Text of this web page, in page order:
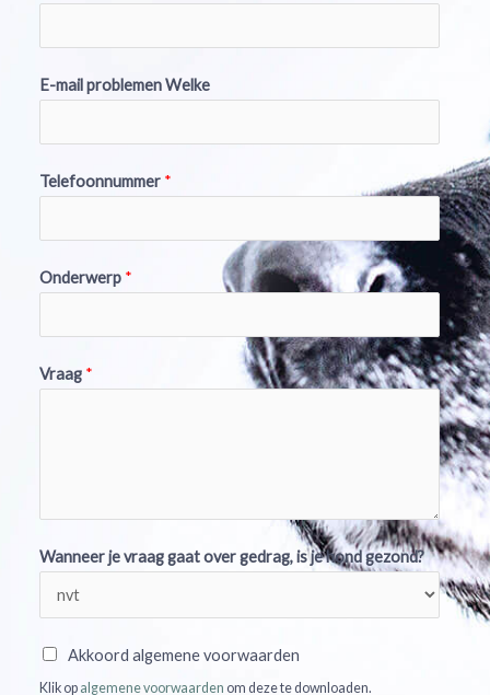
E-mail problemen Welke
Telefoonnummer *
Onderwerp *
Vraag *
Wanneer je vraag gaat over gedrag, is je hond gezond?
A
k
Akkoord algemene voorwaarden
Klik op algemene voorwaarden om deze te downloaden.